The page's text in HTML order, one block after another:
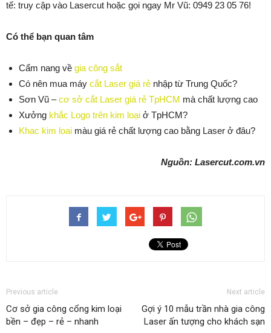
tế: truy cập vào Lasercut hoặc gọi ngay Mr Vũ: 0949 23 05 76!
Có thể bạn quan tâm
Cẩm nang về gia công sắt
Có nên mua máy cắt Laser giá rẻ nhập từ Trung Quốc?
Sơn Vũ –cơ sở cắt Laser giá rẻ TpHCM mà chất lượng cao
Xưởng khắc Logo trên kim loại ở TpHCM?
Khac kim loai màu giá rẻ chất lượng cao bằng Laser ở đâu?
Nguồn: Lasercut.com.vn
Previous article
Cơ sở gia công cổng kim loại
bền – đẹp – rẻ – nhanh
Next article
Gợi ý 10 mẫu trần nhà gia công
Laser ấn tượng cho khách sạn